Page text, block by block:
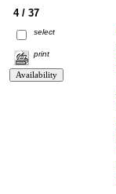
4 / 37
select
print